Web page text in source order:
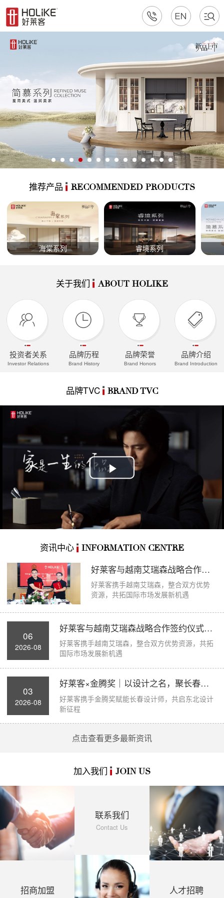
推荐产品 RECOMMENDED PRODUCTS
海棠系列 睿境系列
关于我们 ABOUT HOLIKE
投资者关系
Investor Relations
品牌历程
Brand History
品牌荣誉
Brand Honors
品牌介绍
Brand Introduction
品牌TVC BRAND TVC
Play
资讯中心 INFORMATION CENTRE
好莱客与越南艾瑞森战略合作签约仪式圆满举...
好莱客携手越南艾瑞森，整合双方优势
资源，共拓国际市场发展新机遇
06
2026-08
好莱客与越南艾瑞森战略合作签约仪式圆满举...
好莱客携手越南艾瑞森，整合双方优势资源，共拓
国际市场发展新机遇
03
2026-08
好莱客×金腾奖｜以设计之名，聚长春力量，...
好莱客携手金腾奖赋能长春设计师，共启东北设计
新征程
点击查看更多最新资讯
加入我们 JOIN US
招商加盟
联系我们
Contact Us
人才招聘